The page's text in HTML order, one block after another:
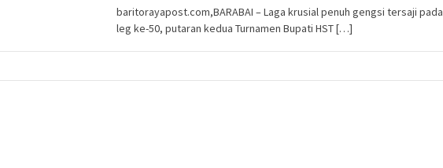
baritorayapost.com,BARABAI – Laga krusial penuh gengsi tersaji pada
leg ke-50, putaran kedua Turnamen Bupati HST […]